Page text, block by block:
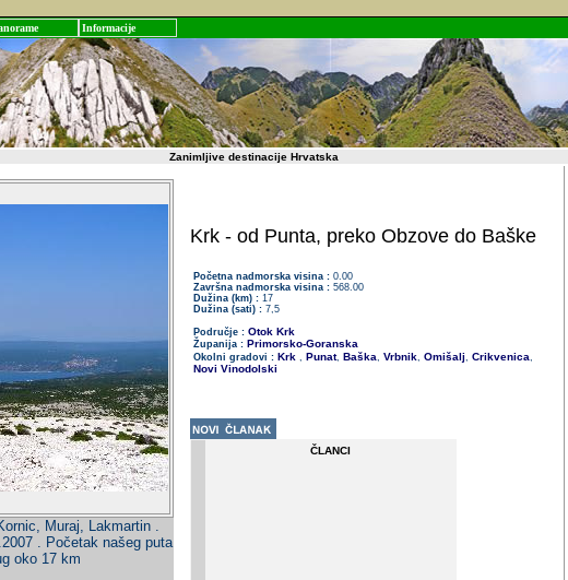
Informacije
Zanimljive destinacije Hrvatska
Muraj, Lakmartin .
. Početak našeg puta
oko 17 km
Krk - od Punta, preko Obzove do Baške
Početna nadmorska visina :0.00
Završna nadmorska visina :568.00
Dužina (km) :17
Dužina (sati) :7,5
Područje : Otok Krk
Županija : Primorsko-Goranska
Okolni gradovi : Krk , Punat, Baška, Vrbnik, Omišalj, Crikvenica,
Novi Vinodolski
ČLANCI